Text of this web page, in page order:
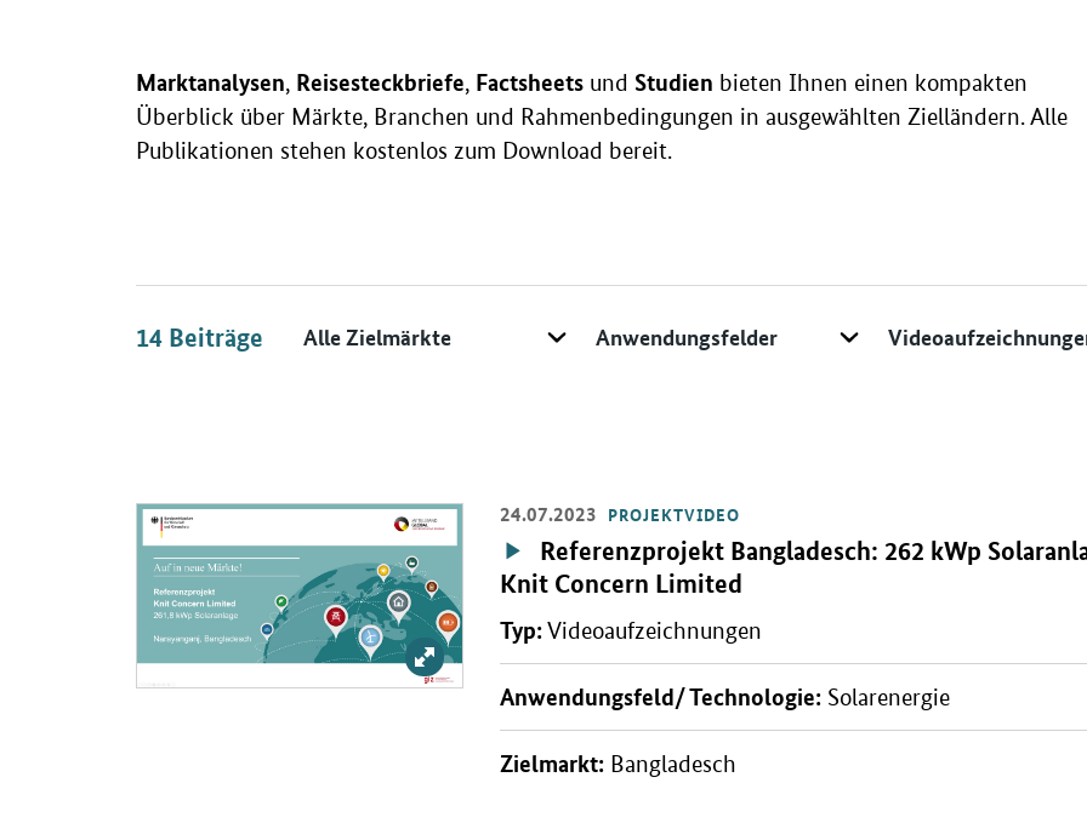
Marktanalysen, Reisesteckbriefe, Factsheets und Studien bieten Ihnen einen kompakten
Überblick über Märkte, Branchen und Rahmenbedingungen in ausgewählten Zielländern. Alle
Publikationen stehen kostenlos zum Download bereit.
Suche
Suchoptionen
14 Beiträge
Beiträge
Bild vergrößern: Titelbild
24.07.2023 PROJEKTVIDEO
Video:
Referenzprojekt Bangladesch: 262 kWp
Knit Concern Limited
Typ:Videoaufzeichnungen
Anwendungsfeld/ Technologie: Solarenergie
Zielmarkt: Bangladesch
Öffnet Einzelsicht